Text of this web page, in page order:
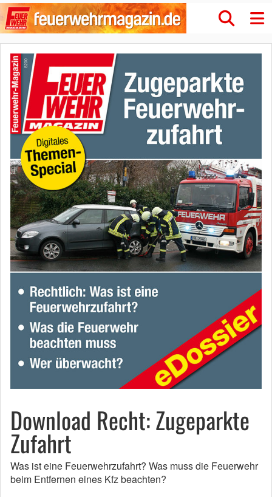
Download Recht: Zugeparkte
Zufahrt
Was ist eine Feuerwehrzufahrt? Was muss die Feuerwehr
beim Entfernen eines Kfz beachten?